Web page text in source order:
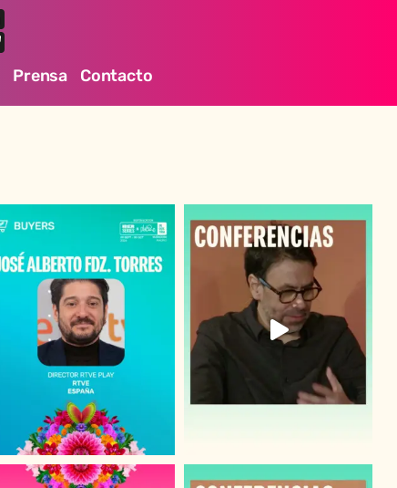
Prensa Contacto